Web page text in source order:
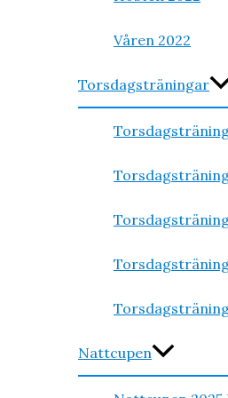
Våren 2022
Torsdagsträningar
Nattcupen